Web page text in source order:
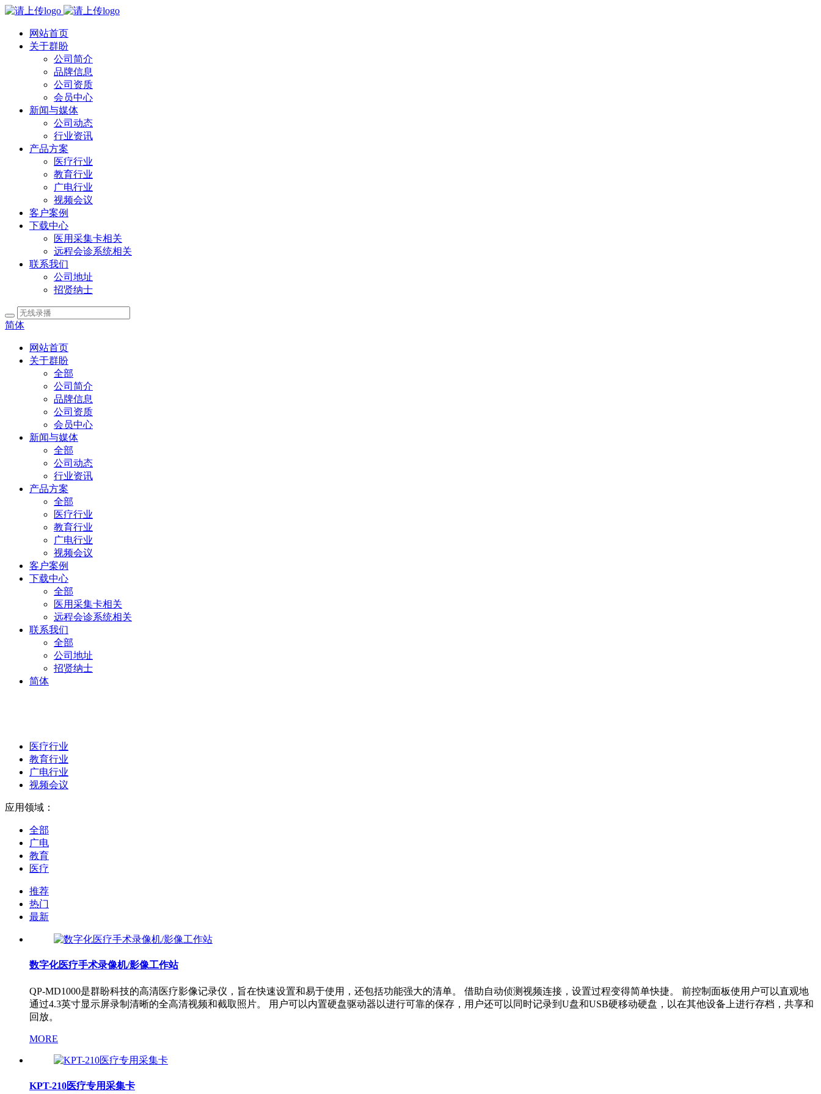
网站首页
关于群盼
公司简介
品牌信息
公司资质
会员中心
新闻与媒体
公司动态
行业资讯
产品方案
医疗行业
教育行业
广电行业
视频会议
客户案例
下载中心
医用采集卡相关
远程会诊系统相关
联系我们
公司地址
招贤纳士
简体
网站首页
关于群盼
全部
公司简介
品牌信息
公司资质
会员中心
新闻与媒体
全部
公司动态
行业资讯
产品方案
全部
医疗行业
教育行业
广电行业
视频会议
客户案例
下载中心
全部
医用采集卡相关
远程会诊系统相关
联系我们
全部
公司地址
招贤纳士
简体
医疗行业
教育行业
广电行业
视频会议
应用领域：
全部
广电
教育
医疗
推荐
热门
最新
数字化医疗手术录像机/影像工作站
QP-MD1000是群盼科技的高清医疗影像记录仪，旨在快速设置和易于使用，还包括功能强大的清单。 借助自动侦测视频连接，设置过程变得简单快捷。 前控制面板使用户可以直观地
通过4.3英寸显示屏录制清晰的全高清视频和截取照片。 用户可以内置硬盘驱动器以进行可靠的保存，用户还可以同时记录到U盘和USB硬移动硬盘，以在其他设备上进行存档，共享和
回放。
MORE
KPT-210医疗专用采集卡